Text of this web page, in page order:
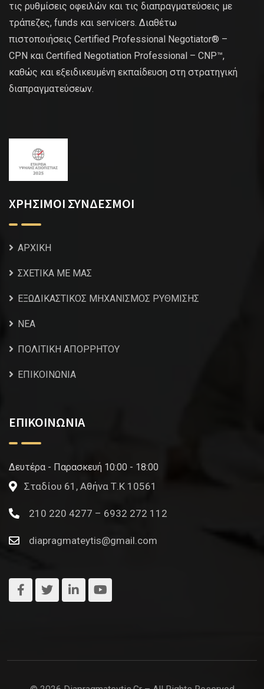
τις ρυθμίσεις οφειλών και τις διαπραγματεύσεις με
τράπεζες, funds και servicers. Διαθέτω
πιστοποιήσεις Certified Professional Negotiator® –
CPN και Certified Negotiation Professional – CNP™,
καθώς και εξειδικευμένη εκπαίδευση στη στρατηγική
διαπραγματεύσεων.
ΧΡΗΣΙΜΟΙ ΣΥΝΔΕΣΜΟΙ
ΑΡΧΙΚΗ
ΣΧΕΤΙΚΑ ΜΕ ΜΑΣ
ΕΞΩΔΙΚΑΣΤΙΚΟΣ ΜΗΧΑΝΙΣΜΟΣ ΡΥΘΜΙΣΗΣ
NEA
ΠΟΛΙΤΙΚΗ ΑΠΟΡΡΗΤΟΥ
ΕΠΙΚΟΙΝΩΝΙΑ
ΕΠΙΚΟΙΝΩΝΙΑ
Δευτέρα - Παρασκευή 10:00 - 18:00
Σταδίου 61, Αθήνα Τ.Κ 10561
210 220 4277 – 6932 272 112
diapragmateytis@gmail.com